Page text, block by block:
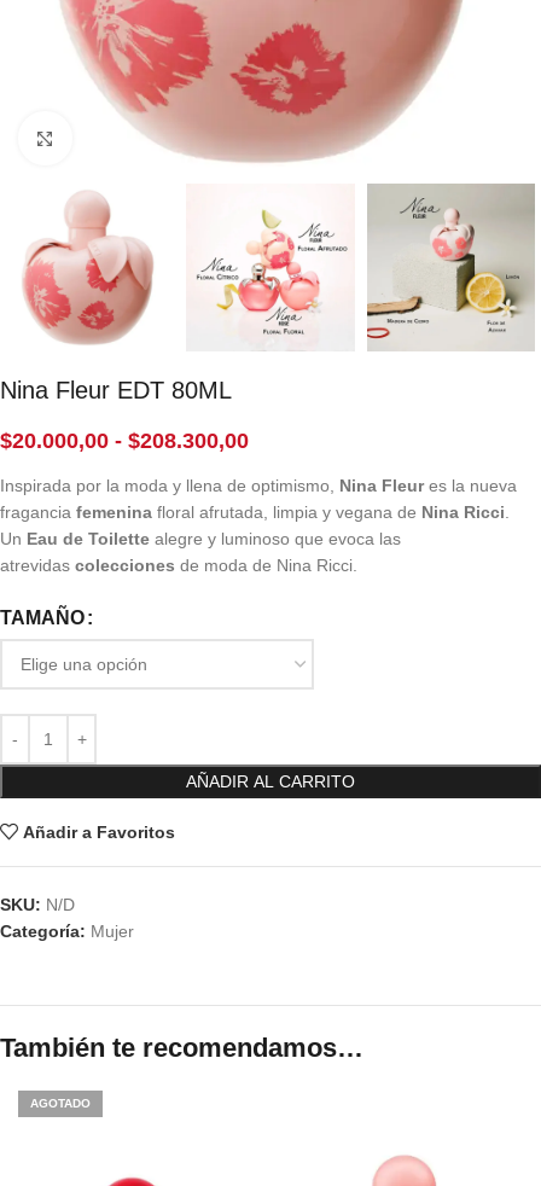
Click to enlarge
Nina Fleur EDT 80ML
$20.000,00 - $208.300,00
Inspirada por la moda y llena de optimismo, Nina Fleures la nueva
fragancia femenina floral afrutada, limpia y vegana de Nina Ricci.
Un Eau de Toilette alegre y luminoso que evoca las
atrevidas colecciones de moda de Nina Ricci.
TAMAÑO
AÑADIR AL CARRITO
Añadir a Favoritos
SKU: N/D
Categoría: Mujer
También te recomendamos…
AGOTADO